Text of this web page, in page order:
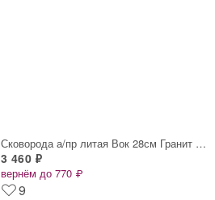
Сковорода а/пр литая Вок 28см Гранит инд
3 460 ₽
вернём до 770 ₽
9